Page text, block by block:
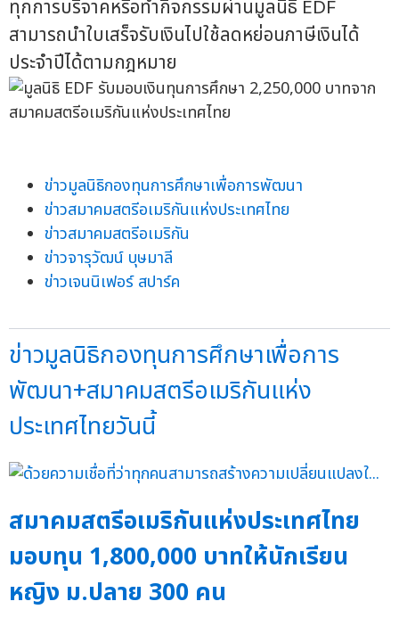
ทุกการบริจาคหรือทำกิจกรรมผ่านมูลนิธิ EDF
สามารถนำใบเสร็จรับเงินไปใช้ลดหย่อนภาษีเงินได้
ประจำปีได้ตามกฎหมาย
ข่าวมูลนิธิกองทุนการศึกษาเพื่อการพัฒนา
ข่าวสมาคมสตรีอเมริกันแห่งประเทศไทย
ข่าวสมาคมสตรีอเมริกัน
ข่าวจารุวัฒน์ บุษมาลี
ข่าวเจนนิเฟอร์ สปาร์ค
ข่าวมูลนิธิกองทุนการศึกษาเพื่อการ
พัฒนา+สมาคมสตรีอเมริกันแห่ง
ประเทศไทยวันนี้
สมาคมสตรีอเมริกันแห่งประเทศไทย
มอบทุน 1,800,000 บาทให้นักเรียน
หญิง ม.ปลาย 300 คน